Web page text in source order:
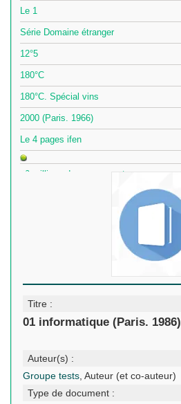
Le 1
Série Domaine étranger
12°5
180°C
180°C. Spécial vins
2000 (Paris. 1966)
Le 4 pages ifen
60 millions de consommateurs
Titre :
01 informatique (Paris. 1986)
Auteur(s) :
Groupe tests , Auteur (et co-auteur)
Type de document :